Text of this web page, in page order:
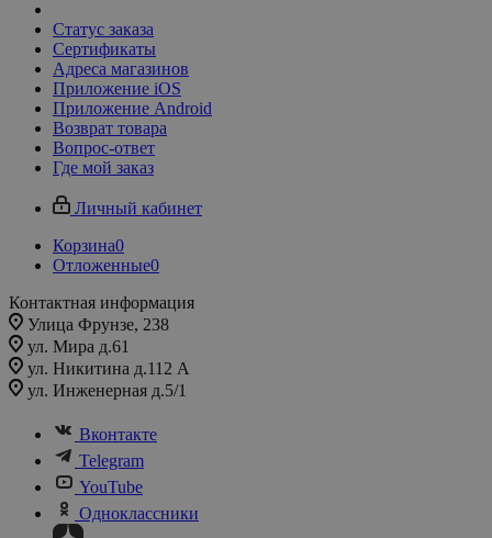
Статус заказа
Сертификаты
Адреса магазинов
Приложение iOS
Приложение Android
Возврат товара
Вопрос-ответ
Где мой заказ
Личный кабинет
Корзина0
Отложенные0
Контактная информация
Улица Фрунзе, 238​
ул. Мира д.61
ул. Никитина д.112 А
ул. Инженерная д.5/1
Вконтакте
Telegram
YouTube
Одноклассники